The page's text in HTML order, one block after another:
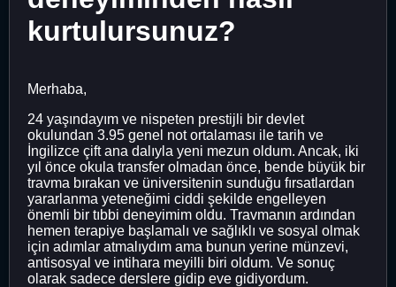
kurtulursunuz?
Merhaba,
24 yaşındayım ve nispeten prestijli bir devlet
okulundan 3.95 genel not ortalaması ile tarih ve
İngilizce çift ana dalıyla yeni mezun oldum. Ancak, iki
yıl önce okula transfer olmadan önce, bende büyük bir
travma bırakan ve üniversitenin sunduğu fırsatlardan
yararlanma yeteneğimi ciddi şekilde engelleyen
önemli bir tıbbi deneyimim oldu. Travmanın ardından
hemen terapiye başlamalı ve sağlıklı ve sosyal olmak
için adımlar atmalıydım ama bunun yerine münzevi,
antisosyal ve intihara meyilli biri oldum. Ve sonuç
olarak sadece derslere gidip eve gidiyordum.